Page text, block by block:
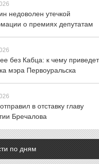
недоволен утечкой
о премиях депутатам
без Кабца: к чему приведет
мэра Первоуральска
в отставку главу
Бречалова
по дням